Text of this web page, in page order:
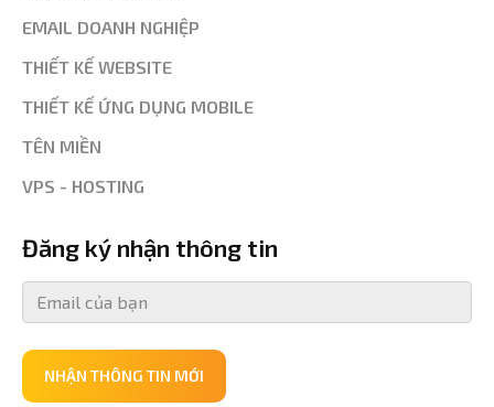
EMAIL DOANH NGHIỆP
THIẾT KẾ WEBSITE
THIẾT KẾ ỨNG DỤNG MOBILE
TÊN MIỀN
VPS - HOSTING
Đăng ký nhận thông tin
NHẬN THÔNG TIN MỚI